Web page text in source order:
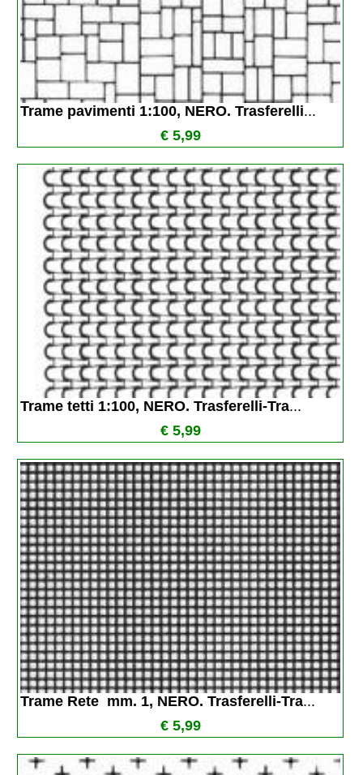
Trame pavimenti 1:100, NERO. Trasferelli...
€ 5,99
Trame tetti 1:100, NERO. Trasferelli-Tra...
€ 5,99
Trame Rete  mm. 1, NERO. Trasferelli-Tra...
€ 5,99